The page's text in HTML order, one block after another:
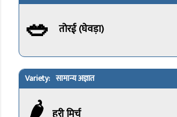
🥗 तोरई (घेवड़ा)
सामान्य अज्ञात